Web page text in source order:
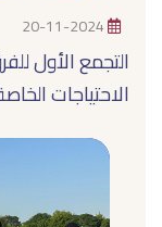
20-11-2024
التجمع الأول
الاحتياجات